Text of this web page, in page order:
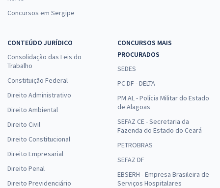
Concursos em Sergipe
CONTEÚDO JURÍDICO
Consolidação das Leis do
Trabalho
Constituição Federal
Direito Administrativo
Direito Ambiental
Direito Civil
Direito Constitucional
Direito Empresarial
Direito Penal
Direito Previdenciário
CONCURSOS MAIS
PROCURADOS
SEDES
PC DF - DELTA
PM AL - Polícia Militar do Estado
de Alagoas
SEFAZ CE - Secretaria da
Fazenda do Estado do Ceará
PETROBRAS
SEFAZ DF
EBSERH - Empresa Brasileira de
Serviços Hospitalares